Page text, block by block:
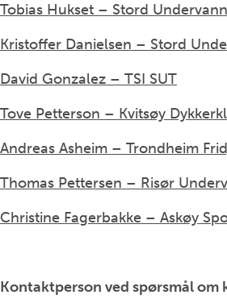
Tobias Hukset – Stord
Kristoffer Danielsen – Stord
David Gonzalez – TSI SUT
Tove Petterson – Kvitsøy
Andreas Asheim – Trondheim
Thomas Pettersen – Risør
Christine Fagerbakke – Askøy
Kontaktperson ved spørsmål om